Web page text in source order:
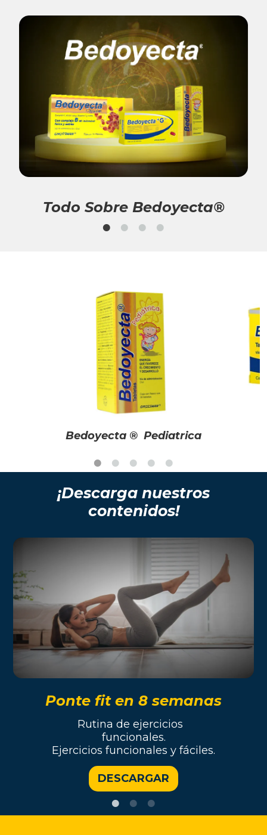
Todo Sobre Bedoyecta®
Bedoyecta ® Pediatrica
¡Descarga nuestros
contenidos!
Ponte fit en 8 semanas
Rutina de ejercicios
funcionales.
Ejercicios funcionales y fáciles.
DESCARGAR